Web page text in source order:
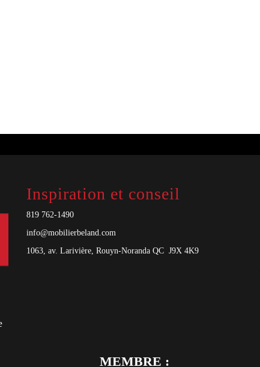
Inspiration et conseil
819 762-1490
info@mobilierbeland.com
1063, av. Larivière, Rouyn-Noranda QC J9X 4K9
MEMBRE :